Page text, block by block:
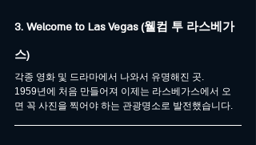
3. Welcome to Las Vegas (웰컴 투 라스베가
스)
각종 영화 및 드라마에서 나와서 유명해진 곳.
1959년에 처음 만들어져 이제는 라스베가스에서 오
면 꼭 사진을 찍어야 하는 관광명소로 발전했습니다.